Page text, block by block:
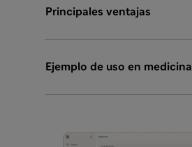
Principales ventajas
Ejemplo de uso en medicina